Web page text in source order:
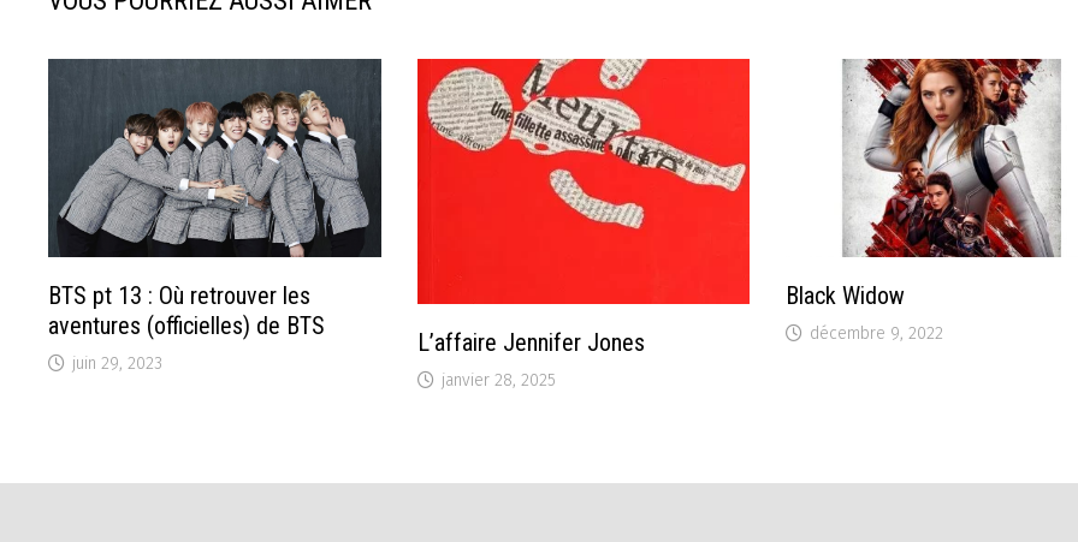
BTS pt 13 : Où retrouver les
aventures (officielles) de BTS
juin 29, 2023
L’affaire Jennifer Jones
janvier 28, 2025
Black Widow
décembre 9, 2022